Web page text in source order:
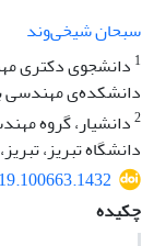
سبحان شیخی‌وند
1 دانشجوی دکتری
دانشکده‌ی مهندسی
2دانشیار، گروه
دانشگاه تبریز،
چکیده